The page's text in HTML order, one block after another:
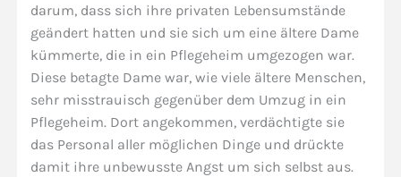
darum, dass sich ihre privaten Lebensumstände
geändert hatten und sie sich um eine ältere Dame
kümmerte, die in ein Pflegeheim umgezogen war.
Diese betagte Dame war, wie viele ältere Menschen,
sehr misstrauisch gegenüber dem Umzug in ein
Pflegeheim. Dort angekommen, verdächtigte sie
das Personal aller möglichen Dinge und drückte
damit ihre unbewusste Angst um sich selbst aus.